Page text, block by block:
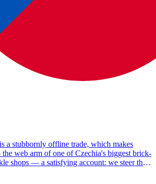
a stubbornly offline trade, which makes
web arm of one of Czechia's biggest brick-
shops — a satisfying account: we steer the